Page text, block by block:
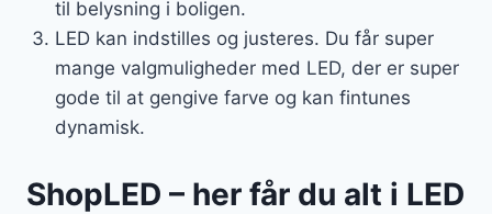
til belysning i boligen.
LED kan indstilles og justeres. Du får super
mange valgmuligheder med LED, der er super
gode til at gengive farve og kan fintunes
dynamisk.
ShopLED – her får du alt i LED